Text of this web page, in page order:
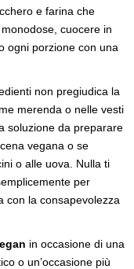
e farina che
cuocere in
ogni porzione con una
non pregiudica la
merenda o nelle vesti
soluzione da preparare
vegana o se
o alle uova. Nulla ti
per
con la consapevolezza
in occasione di una
o un’occasione più